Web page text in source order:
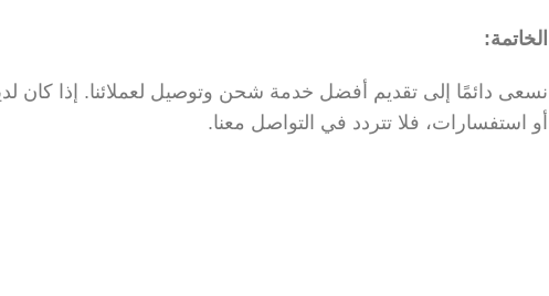
الخاتمة:
نسعى دائمًا إلى تقديم أفضل خدمة شحن وتوصيل لعملائنا. إذا كان
أو استفسارات، فلا تتردد في التواصل معنا.